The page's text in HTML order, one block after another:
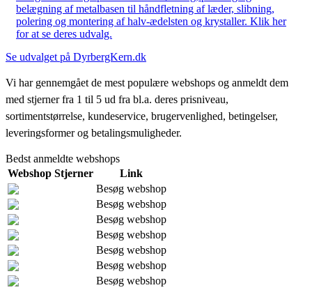
belægning af metalbasen til håndfletning af læder, slibning,
polering og montering af halv-ædelsten og krystaller. Klik her
for at se deres udvalg.
Se udvalget på DyrbergKern.dk
Vi har gennemgået de mest populære webshops og anmeldt dem
med stjerner fra 1 til 5 ud fra bl.a. deres prisniveau,
sortimentstørrelse, kundeservice, brugervenlighed, betingelser,
leveringsformer og betalingsmuligheder.
Bedst anmeldte webshops
Webshop Stjerner
Link
Besøg webshop
Besøg webshop
Besøg webshop
Besøg webshop
Besøg webshop
Besøg webshop
Besøg webshop